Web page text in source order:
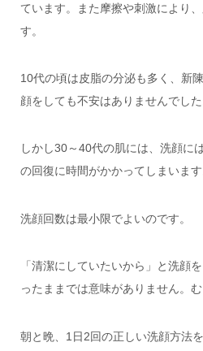
ています。また摩擦や刺激により
す。
10代の頃は皮脂の分泌も多く、新
顔をしても不安はありませんでした
しかし30～40代の肌には、洗顔に
の回復に時間がかかってしまいます
洗顔回数は最小限でよいのです。
「清潔にしていたいから」と洗顔
ったままでは意味がありません。む
朝と晩、1日2回の正しい洗顔方法